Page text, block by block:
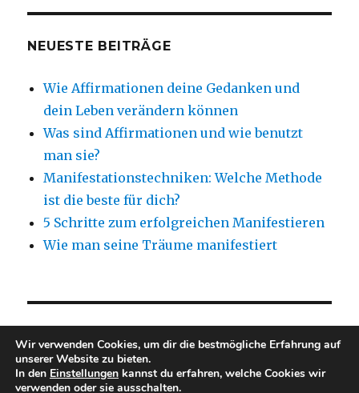
NEUESTE BEITRÄGE
Wie Affirmationen deine Gedanken und
dein Leben verändern können
Was sind Affirmationen und wie benutzt
man sie?
Manifestationstechniken: Welche Methode
ist die beste für dich?
5 Schritte zum erfolgreichen Manifestieren
Wie man seine Träume manifestiert
Wir verwenden Cookies, um dir die bestmögliche Erfahrung auf
unserer Website zu bieten.
In den Einstellungen kannst du erfahren, welche Cookies wir
verwenden oder sie ausschalten.